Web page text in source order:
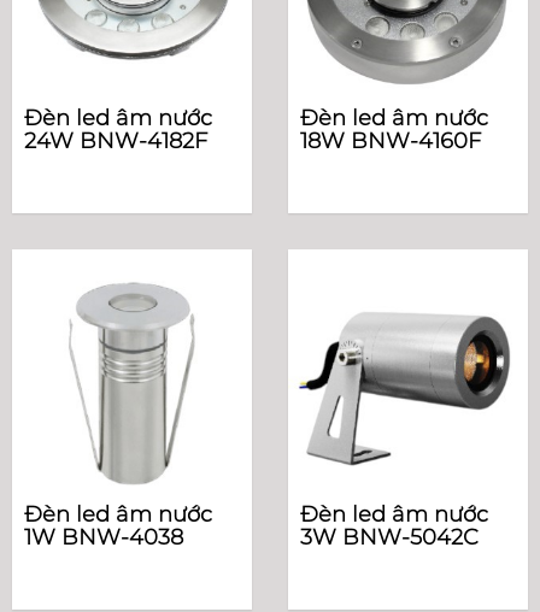
Đèn led âm nước
24W BNW-4182F
Đèn led âm nước
18W BNW-4160F
Đèn led âm nước
1W BNW-4038
Đèn led âm nước
3W BNW-5042C